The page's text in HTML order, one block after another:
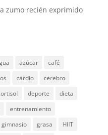
zumo recién exprimido
azúcar
café
cardio
cerebro
deporte
dieta
entrenamiento
gimnasio grasa HIIT